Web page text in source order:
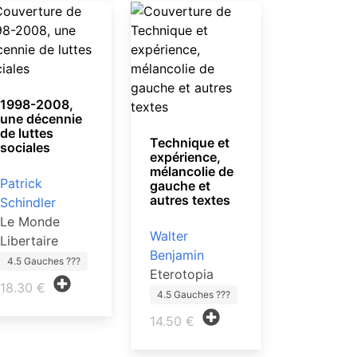
1998-2008,
une décennie
de luttes
sociales
Patrick
Schindler
Le Monde
Libertaire
4.5 Gauches ???
18.30 €
Technique et
expérience,
mélancolie de
gauche et
autres textes
Walter
Benjamin
Eterotopia
4.5 Gauches ???
14.50 €